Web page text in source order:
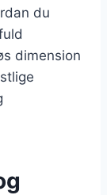
du
dimension